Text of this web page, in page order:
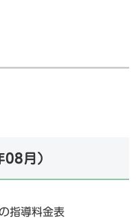
08月）
指導料金表